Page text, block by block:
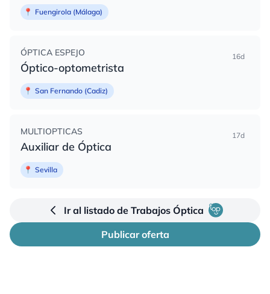
📍 Fuengirola (Málaga)
ÓPTICA ESPEJO
Óptico-optometrista
16d
📍 San Fernando (Cadiz)
MULTIOPTICAS
Auxiliar de Óptica
17d
📍 Sevilla
Ir al listado de Trabajos Óptica
Publicar oferta